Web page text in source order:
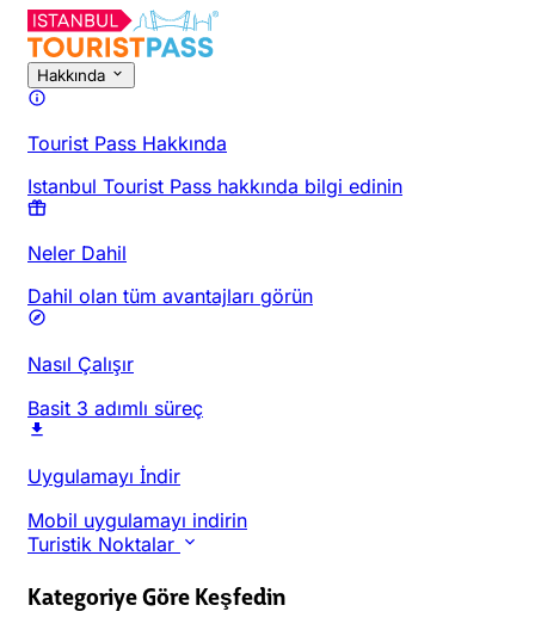
Hakkında
Tourist Pass Hakkında
Istanbul Tourist Pass hakkında bilgi edinin
Neler Dahil
Dahil olan tüm avantajları görün
Nasıl Çalışır
Basit 3 adımlı süreç
Uygulamayı İndir
Mobil uygulamayı indirin
Turistik Noktalar
Kategoriye Göre Keşfedin